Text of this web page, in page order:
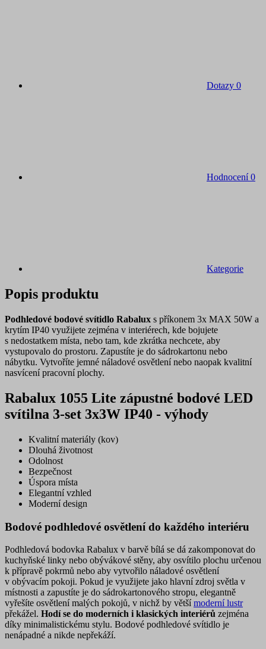
Dotazy 0
Hodnocení0
Kategorie
Popis produktu
Podhledové bodové svítidlo Rabalux s příkonem 3x MAX 50W a
krytím IP40 využijete zejména v interiérech, kde bojujete
s nedostatkem místa, nebo tam, kde zkrátka nechcete, aby
vystupovalo do prostoru. Zapustíte je do sádrokartonu nebo
nábytku. Vytvoříte jemné náladové osvětlení nebo naopak kvalitní
nasvícení pracovní plochy.
Rabalux 1055 Lite zápustné bodové LED
svítilna 3-set 3x3W IP40 - výhody
Kvalitní materiály (kov)
Dlouhá životnost
Odolnost
Bezpečnost
Úspora místa
Elegantní vzhled
Moderní design
Bodové podhledové osvětlení do každého interiéru
Podhledová bodovka Rabalux v barvě bílá se dá zakomponovat do
kuchyňské linky nebo obývákové stěny, aby osvítilo plochu určenou
k přípravě pokrmů nebo aby vytvořilo náladové osvětlení
v obývacím pokoji. Pokud je využijete jako hlavní zdroj světla v
místnosti a zapustíte je do sádrokartonového stropu, elegantně
vyřešíte osvětlení malých pokojů, v nichž by většímoderní lustr
překážel. Hodí se do moderních i klasických interiérů zejména
díky minimalistickému stylu. Bodové podhledové svítidlo je
nenápadné a nikde nepřekáží.